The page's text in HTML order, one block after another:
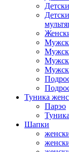
Туникa
Парэо
Шапки